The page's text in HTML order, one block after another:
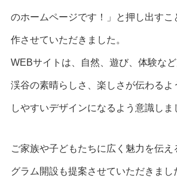
のホームページです！」と押し出すこ
作させていただきました。
WEBサイトは、自然、遊び、体験など
渓谷の素晴らしさ、楽しさが伝わるよ
しやすいデザインになるよう意識しま
ご家族や子どもたちに広く魅力を伝え
グラム開設も提案させていただきまし